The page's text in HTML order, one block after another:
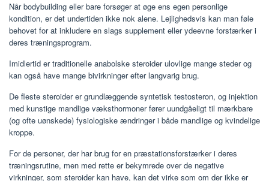
Når bodybuilding eller bare forsøger at øge ens egen personlige
kondition, er det undertiden ikke nok alene. Lejlighedsvis kan man føle
behovet for at inkludere en slags supplement eller ydeevne forstærker i
deres træningsprogram.
Imidlertid er traditionelle anabolske steroider ulovlige mange steder og
kan også have mange bivirkninger efter langvarig brug.
De fleste steroider er grundlæggende syntetisk testosteron, og injektion
med kunstige mandlige væksthormoner fører uundgåeligt til mærkbare
(og ofte uønskede) fysiologiske ændringer i både mandlige og kvindelige
kroppe.
For de personer, der har brug for en præstationsforstærker i deres
træningsrutine, men med rette er bekymrede over de negative
virkninger, som steroider kan have, kan det virke som om der ikke er